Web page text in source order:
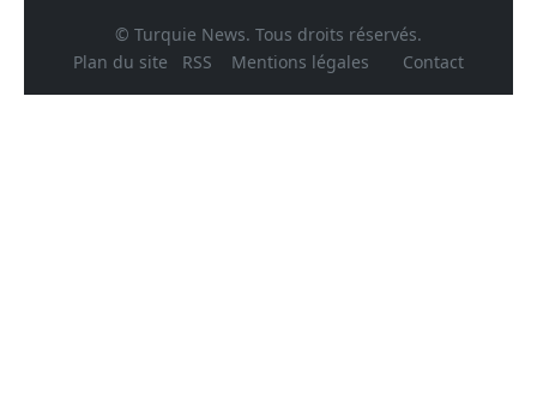
© Turquie News. Tous droits réservés.
Plan du site
RSS Mentions légales Contact